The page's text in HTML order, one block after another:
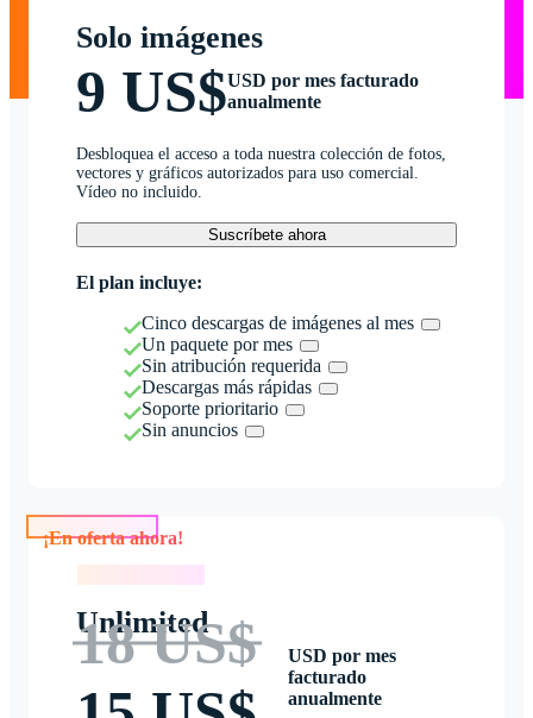
Solo imágenes
9 US$USD por mes facturado
anualmente
Desbloquea el acceso a toda nuestra colección de fotos,
vectores y gráficos autorizados para uso comercial.
Vídeo no incluido.
Suscríbete ahora
El plan incluye:
Cinco descargas de imágenes al mes
Un paquete por mes
Sin atribución requerida
Descargas más rápidas
Soporte prioritario
Sin anuncios
Unlimited
18 US$
USD por mes
facturado
anualmente